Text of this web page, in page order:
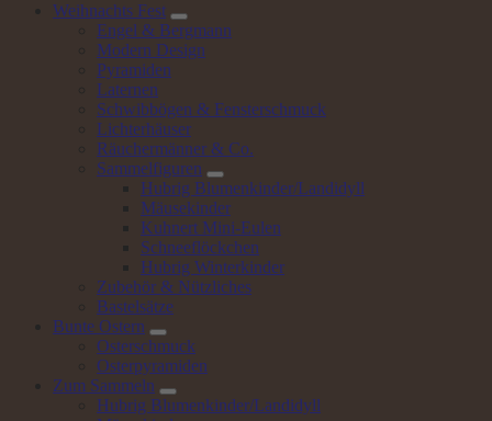
Weihnachts Fest
Engel & Bergmann
Modern Design
Pyramiden
Laternen
Schwibbögen & Fensterschmuck
Lichterhäuser
Räuchermänner & Co.
Sammelfiguren
Hubrig Blumenkinder/Landidyll
Mäusekinder
Kuhnert Mini-Eulen
Schneeflöckchen
Hubrig Winterkinder
Zubehör & Nützliches
Bastelsätze
Bunte Ostern
Osterschmuck
Osterpyramiden
Zum Sammeln
Hubrig Blumenkinder/Landidyll